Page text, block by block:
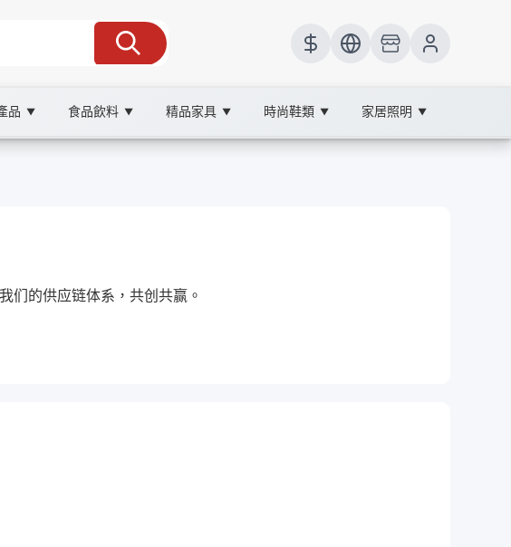
品 ▼ 食品飲料 ▼ 精品家具 ▼ 時尚鞋類 ▼ 家居照明 ▼
们的供应链体系，共创共赢。